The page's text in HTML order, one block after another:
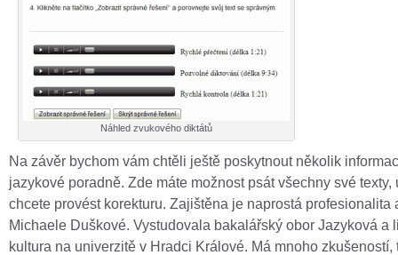
Náhled zvukového diktátů
Na závěr bychom vám chtěli ještě poskytnout několik
jazykové poradně. Zde máte možnost psát všechny své texty,
chcete provést korekturu. Zajištěna je naprostá profesionalita
Michaele Duškové. Vystudovala bakalářský obor Jazyková a
kultura na univerzitě v Hradci Králové. Má mnoho zkušeností,